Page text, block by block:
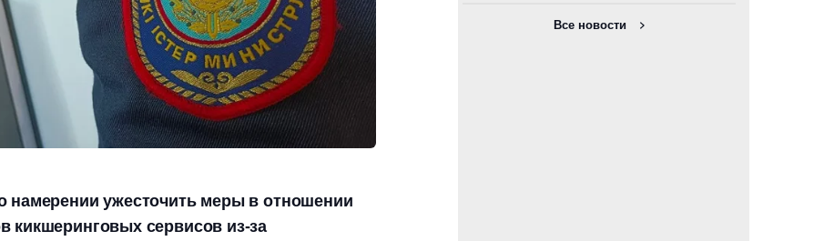
намерении ужесточить меры в отношении
кикшеринговых сервисов из-за
Все новости